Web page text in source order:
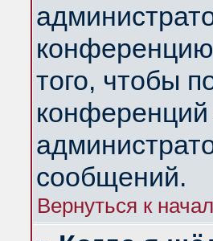
того, чтобы
сообщений.
Вернуться к